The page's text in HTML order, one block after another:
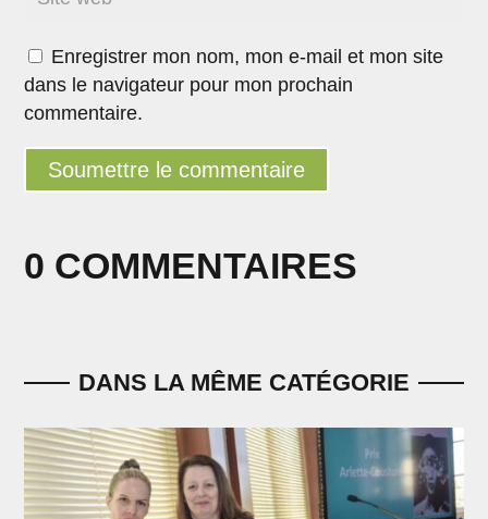
0 COMMENTAIRES
Enregistrer mon nom, mon e-mail et mon site
dans le navigateur pour mon prochain
commentaire.
Soumettre le commentaire
DANS LA MÊME CATÉGORIE